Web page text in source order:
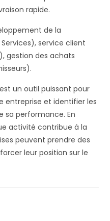
rapide.
de la
service client
gestion des achats
un outil puissant pour
entreprise et identifier les
sa performance. En
activité contribue à la
peuvent prendre des
leur position sur le